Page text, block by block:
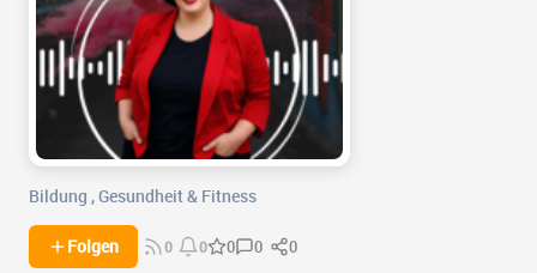
Bildung ,Gesundheit & Fitness
Folgen 0 0 0 0 0